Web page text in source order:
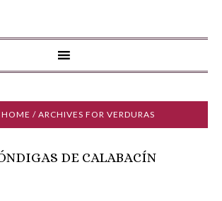
HOME / ARCHIVES FOR VERDURAS
DE CALABACÍN